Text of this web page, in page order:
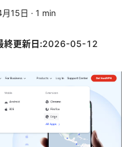
15日 · 1 min
終更新日:2026-05-12